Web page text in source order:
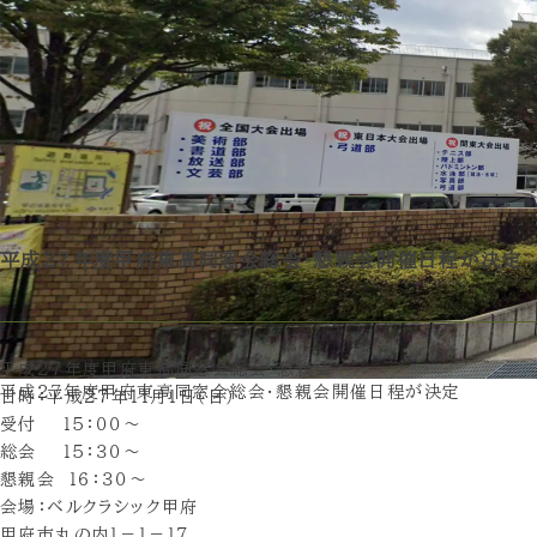
平成２7年度甲府東高同窓会総会・懇親会開催日程が決定
平成２7年度甲府東高同窓会総会・懇親会開催日程が決定
平成２７年度甲府東高同窓会総会・懇親会
日時：平成２７年１１月１日（日）
受付 １５：００～
総会 １５：３０～
懇親会 １６：３０～
会場：ベルクラシック甲府